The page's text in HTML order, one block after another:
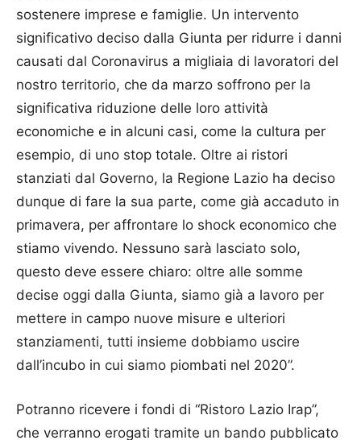
sostenere imprese e famiglie. Un intervento
significativo deciso dalla Giunta per ridurre i danni
causati dal Coronavirus a migliaia di lavoratori del
nostro territorio, che da marzo soffrono per la
significativa riduzione delle loro attività
economiche e in alcuni casi, come la cultura per
esempio, di uno stop totale. Oltre ai ristori
stanziati dal Governo, la Regione Lazio ha deciso
dunque di fare la sua parte, come già accaduto in
primavera, per affrontare lo shock economico che
stiamo vivendo. Nessuno sarà lasciato solo,
questo deve essere chiaro: oltre alle somme
decise oggi dalla Giunta, siamo già a lavoro per
mettere in campo nuove misure e ulteriori
stanziamenti, tutti insieme dobbiamo uscire
dall’incubo in cui siamo piombati nel 2020”.
Potranno ricevere i fondi di “Ristoro Lazio Irap”,
che verranno erogati tramite un bando pubblicato